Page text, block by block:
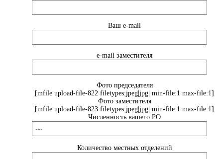
Ваш e-mail
e-mail заместителя
Фото председателя
[mfile upload-file-822 filetypes:jpeg|jpg| min-file:1 max-file:1]
Фото заместителя
[mfile upload-file-823 filetypes:jpeg|jpg| min-file:1 max-file:1]
Численность вашего РО
Количество местных отделений